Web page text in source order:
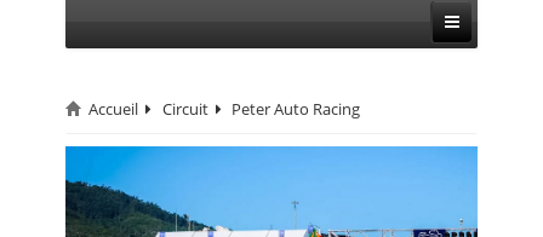
CIRCUIT
RALLYE
MONTAGNE
Accueil Circuit Peter Auto Racing